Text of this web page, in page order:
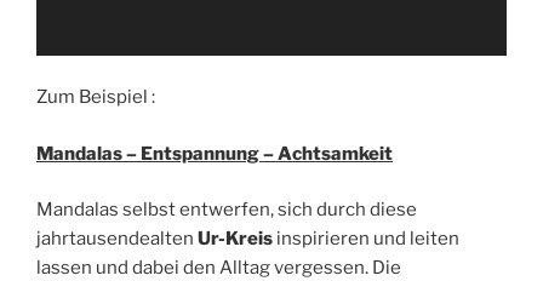
Zum Beispiel :
Mandalas – Entspannung – Achtsamkeit
Mandalas selbst entwerfen, sich durch diese
jahrtausendealten Ur-Kreis inspirieren und leiten
lassen und dabei den Alltag vergessen. Die